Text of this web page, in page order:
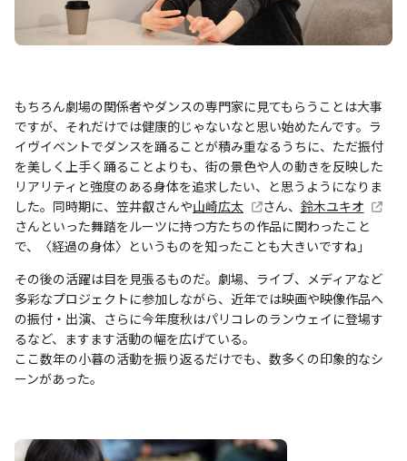
もちろん劇場の関係者やダンスの専門家に見てもらうことは大事
ですが、それだけでは健康的じゃないなと思い始めたんです。ラ
イヴイベントでダンスを踊ることが積み重なるうちに、ただ振付
を美しく上手く踊ることよりも、街の景色や人の動きを反映した
リアリティと強度のある身体を追求したい、と思うようになりま
した。同時期に、笠井叡さんや山崎広太 さん、 鈴木ユキオ
さんといった舞踏をルーツに持つ方たちの作品に関わったこと
で、〈経過の身体〉というものを知ったことも大きいですね」
その後の活躍は目を見張るものだ。劇場、ライブ、メディアなど
多彩なプロジェクトに参加しながら、近年では映画や映像作品へ
の振付・出演、さらに今年度秋はパリコレのランウェイに登場す
るなど、ますます活動の幅を広げている。
ここ数年の小暮の活動を振り返るだけでも、数多くの印象的なシ
ーンがあった。